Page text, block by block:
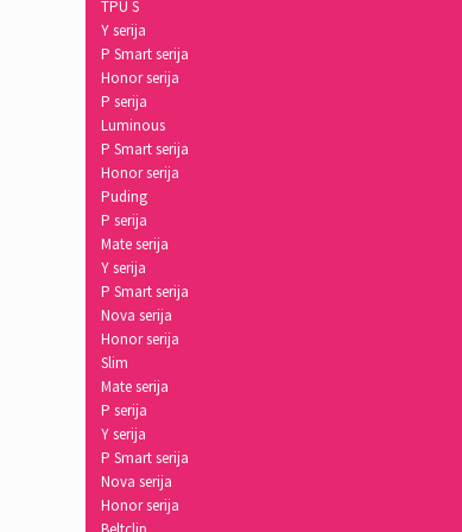
TPU S
Y serija
P Smart serija
Honor serija
P serija
Luminous
P Smart serija
Honor serija
Puding
P serija
Mate serija
Y serija
P Smart serija
Nova serija
Honor serija
Slim
Mate serija
P serija
Y serija
P Smart serija
Nova serija
Honor serija